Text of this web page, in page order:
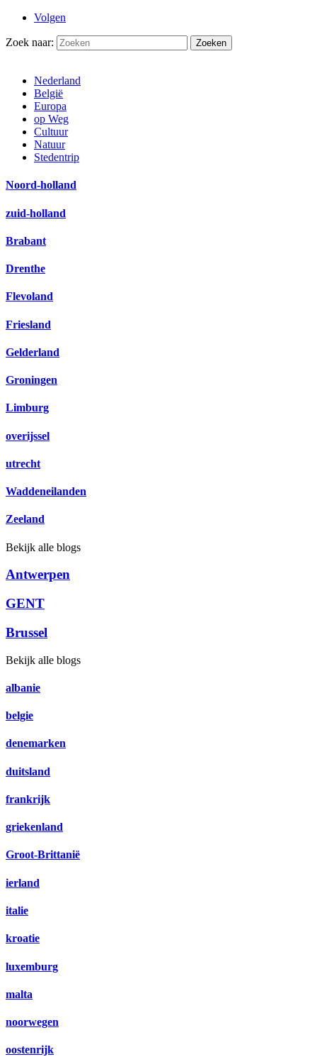
Volgen
Zoek naar:
Nederland
België
Europa
op Weg
Cultuur
Natuur
Stedentrip
Noord-holland
zuid-holland
Brabant
Drenthe
Flevoland
Friesland
Gelderland
Groningen
Limburg
overijssel
utrecht
Waddeneilanden
Zeeland
Bekijk alle blogs
Antwerpen
GENT
Brussel
Bekijk alle blogs
albanie
belgie
denemarken
duitsland
frankrijk
griekenland
Groot-Brittanië
ierland
italie
kroatie
luxemburg
malta
noorwegen
oostenrijk